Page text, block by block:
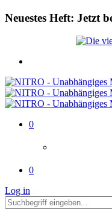
Neuestes Heft: Jetzt
0
0
Log in